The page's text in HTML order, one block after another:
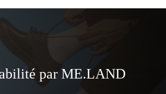
par ME.LAND